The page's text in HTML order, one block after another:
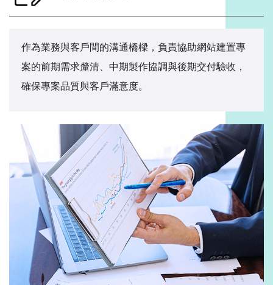
作為業務與客戶間的溝通橋樑，負責協助網站建置專
案的前期需求釐清、中期製作協調與後期交付驗收，
確保專案品質與客戶滿意度。